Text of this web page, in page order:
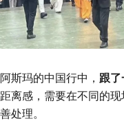
玛的中国行中， 跟
离感，需要在不同的
处理。